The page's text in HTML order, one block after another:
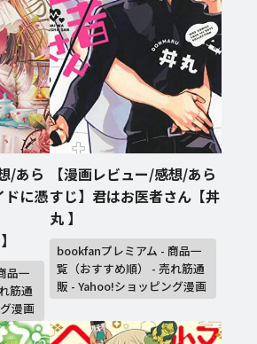
/あら
ドに憑
品一
筋通
漫画
【漫画レビュー/感想/あら
すじ】君はお医者さん【丼
丸 】
bookfanプレミアム - 商品一
覧（おすすめ順） - 売れ筋通
販 - Yahoo!ショッピング漫画